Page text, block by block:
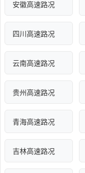
安徽高速路况
四川高速路况
云南高速路况
贵州高速路况
青海高速路况
吉林高速路况